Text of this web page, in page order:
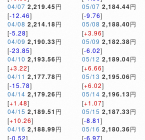
04/07 2,219.45円
[-12.46]
04/08 2,214.18円
[-5.28]
04/09 2,190.33円
[-23.85]
04/10 2,193.56円
[+3.22]
04/11 2,177.78円
[-15.78]
04/14 2,179.26円
[+1.48]
04/15 2,189.51 円
[+10.26]
04/16 2,188.99円
[-0.52]
05/07 2,184.44円
[-9.76]
05/08 2,188.40円
[+3.96]
05/09 2,182.38円
[-6.02]
05/12 2,189.04円
[+6.66]
05/13 2,195.06円
[+6.02]
05/14 2,196.13円
[+1.07]
05/15 2,187.33円
[-8.81]
05/16 2,180.36円
[-6.97]